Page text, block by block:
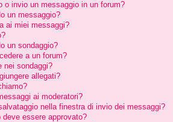
o invio un messaggio in un forum?
un messaggio?
ai miei messaggi?
un sondaggio?
a un forum?
nei sondaggi?
allegati?
ai moderatori?
nella finestra di invio dei messaggi?
essere approvato?